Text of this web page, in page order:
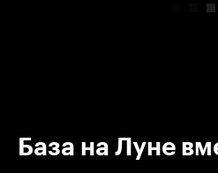
База на Луне